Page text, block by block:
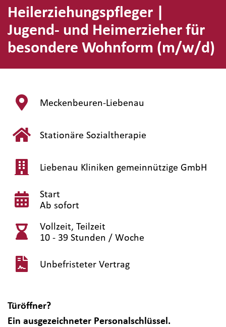
Heilerziehungspfleger |
Jugend- und Heimerzieher für
besondere Wohnform (m/w/d)
Meckenbeuren-Liebenau
Stationäre Sozialtherapie
Liebenau Kliniken gemeinnützige GmbH
Start
Ab sofort
Vollzeit, Teilzeit
10 - 39 Stunden / Woche
Unbefristeter Vertrag
Türöffner?
Ein ausgezeichneter Personalschlüssel.